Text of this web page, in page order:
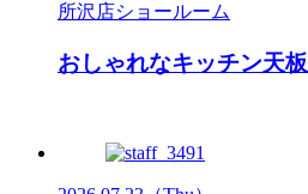
所沢店ショールーム
おしゃれなキッチン天板